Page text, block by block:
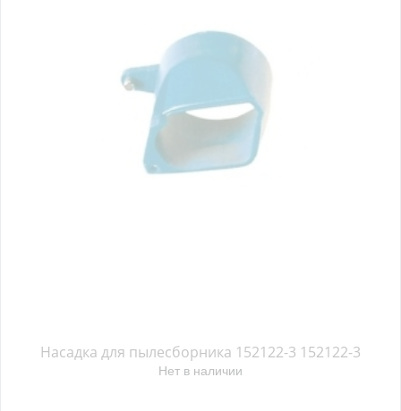
Насадка для пылесборника 152122-3 152122-3
Нет в наличии